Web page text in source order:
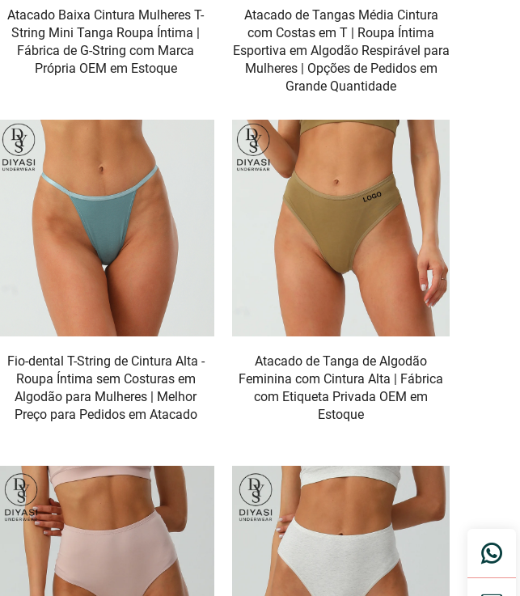
Atacado Baixa Cintura Mulheres T-
String Mini Tanga Roupa Íntima |
Fábrica de G-String com Marca
Própria OEM em Estoque
Atacado de Tangas Média Cintura
com Costas em T | Roupa Íntima
Esportiva em Algodão Respirável para
Mulheres | Opções de Pedidos em
Grande Quantidade
Fio-dental T-String de Cintura Alta -
Roupa Íntima sem Costuras em
Algodão para Mulheres | Melhor
Preço para Pedidos em Atacado
Atacado de Tanga de Algodão
Feminina com Cintura Alta | Fábrica
com Etiqueta Privada OEM em
Estoque